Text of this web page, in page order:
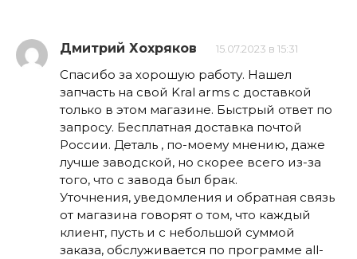
Дмитрий Хохряков 15.07.2023 в 15:31
Спасибо за хорошую работу. Нашел
запчасть на свой Kral arms с доставкой
только в этом магазине. Быстрый ответ по
запросу. Бесплатная доставка почтой
России. Деталь , по-моему мнению, даже
лучше заводской, но скорее всего из-за
того, что с завода был брак.
Уточнения, уведомления и обратная связь
от магазина говорят о том, что каждый
клиент, пусть и с небольшой суммой
заказа, обслуживается по программе all-